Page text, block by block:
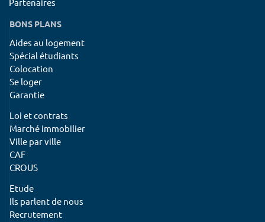
Partenaires
BONS PLANS
Aides au logement
Spécial étudiants
Colocation
Se loger
Garantie
Loi et contrats
Marché immobilier
Ville par ville
CAF
CROUS
Etude
Ils parlent de nous
Recrutement